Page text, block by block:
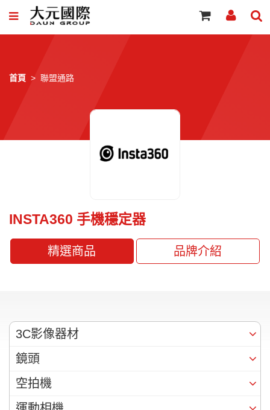
首頁 聯盟通路
INSTA360 手機穩定器
精選商品 品牌介紹
3C影像器材
鏡頭
空拍機